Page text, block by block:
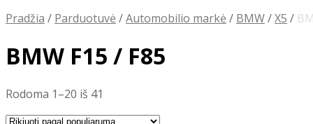
Pradžia / Parduotuvė /Automobilio markė / BMW/X5 /
BMW F15 / F85
Rodoma 1–20 iš 41